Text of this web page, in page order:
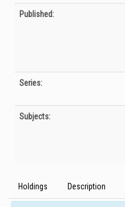
Published:
Series:
Subjects:
Holdings Description